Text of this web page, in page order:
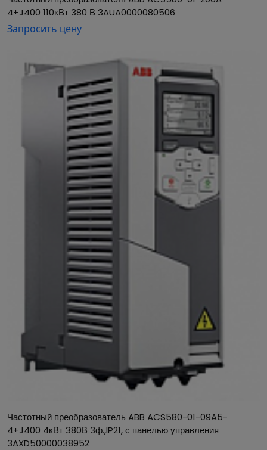
4+J400 110кВт 380 В 3AUA0000080506
Запросить цену
Частотный преобразователь ABB ACS580-01-09A5-
4+J400 4кВт 380В 3ф.,IP21, с панелью управления
3AXD50000038952